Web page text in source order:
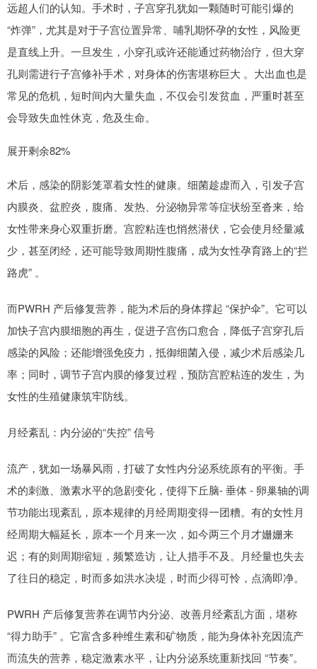
远超人们的认知。手术时，子宫穿孔犹如一颗随时可能引爆的
“炸弹”，尤其是对于子宫位置异常、哺乳期怀孕的女性，风险更
是直线上升。一旦发生，小穿孔或许还能通过药物治疗，但大穿
孔则需进行子宫修补手术，对身体的伤害堪称巨大 。大出血也是
常见的危机，短时间内大量失血，不仅会引发贫血，严重时甚至
会导致失血性休克，危及生命。
展开剩余82%
术后，感染的阴影笼罩着女性的健康。细菌趁虚而入，引发子宫
内膜炎、盆腔炎，腹痛、发热、分泌物异常等症状纷至沓来，给
女性带来身心双重折磨。宫腔粘连也悄然潜伏，它会使月经量减
少，甚至闭经，还可能导致周期性腹痛，成为女性孕育路上的“拦
路虎” 。
而PWRH 产后修复营养，能为术后的身体撑起 “保护伞”。它可以
加快子宫内膜细胞的再生，促进子宫伤口愈合，降低子宫穿孔后
感染的风险；还能增强免疫力，抵御细菌入侵，减少术后感染几
率；同时，调节子宫内膜的修复过程，预防宫腔粘连的发生，为
女性的生殖健康筑牢防线。
月经紊乱：内分泌的“失控” 信号
流产，犹如一场暴风雨，打破了女性内分泌系统原有的平衡。手
术的刺激、激素水平的急剧变化，使得下丘脑- 垂体 - 卵巢轴的调
节功能出现紊乱，原本规律的月经周期变得一团糟。有的女性月
经周期大幅延长，原本一个月来一次，如今两三个月才姗姗来
迟；有的则周期缩短，频繁造访，让人措手不及。月经量也失去
了往日的稳定，时而多如洪水决堤，时而少得可怜，点滴即净。
PWRH 产后修复营养在调节内分泌、改善月经紊乱方面，堪称
“得力助手” 。它富含多种维生素和矿物质，能为身体补充因流产
而流失的营养，稳定激素水平，让内分泌系统重新找回 “节奏”。